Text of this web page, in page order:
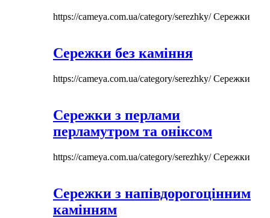
https://cameya.com.ua/category/serezhky/Сережки
Сережки без каміння
https://cameya.com.ua/category/serezhky/Сережки
Сережки з перлами
перламутром та оніксом
https://cameya.com.ua/category/serezhky/Сережки
Сережки з напівдорогоцінним
камінням